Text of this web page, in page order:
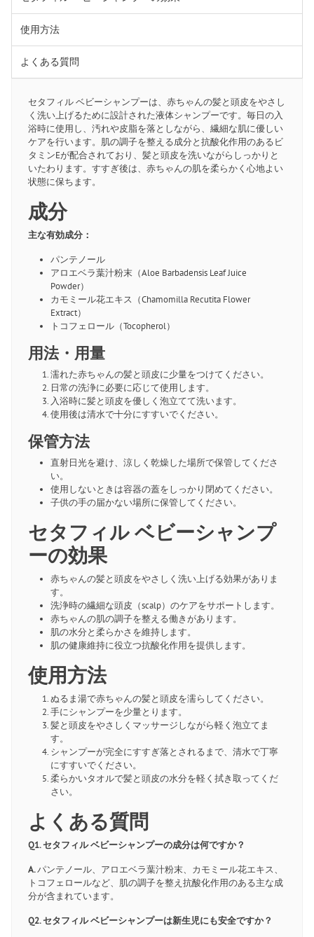
使用方法
よくある質問
セタフィル ベビーシャンプーは、赤ちゃんの髪と頭皮をやさし
く洗い上げるために設計された液体シャンプーです。毎日の入
浴時に使用し、汚れや皮脂を落としながら、繊細な肌に優しい
ケアを行います。肌の調子を整える成分と抗酸化作用のあるビ
タミンEが配合されており、髪と頭皮を洗いながらしっかりと
いたわります。すすぎ後は、赤ちゃんの肌を柔らかく心地よい
状態に保ちます。
成分
主な有効成分：
パンテノール
アロエベラ葉汁粉末（Aloe Barbadensis Leaf Juice
Powder）
カモミール花エキス（Chamomilla Recutita Flower
Extract）
トコフェロール（Tocopherol）
用法・用量
濡れた赤ちゃんの髪と頭皮に少量をつけてください。
日常の洗浄に必要に応じて使用します。
入浴時に髪と頭皮を優しく泡立てて洗います。
使用後は清水で十分にすすいでください。
保管方法
直射日光を避け、涼しく乾燥した場所で保管してくださ
い。
使用しないときは容器の蓋をしっかり閉めてください。
子供の手の届かない場所に保管してください。
セタフィル ベビーシャンプ
ーの効果
赤ちゃんの髪と頭皮をやさしく洗い上げる効果がありま
す。
洗浄時の繊細な頭皮（scalp）のケアをサポートします。
赤ちゃんの肌の調子を整える働きがあります。
肌の水分と柔らかさを維持します。
肌の健康維持に役立つ抗酸化作用を提供します。
使用方法
ぬるま湯で赤ちゃんの髪と頭皮を濡らしてください。
手にシャンプーを少量とります。
髪と頭皮をやさしくマッサージしながら軽く泡立てま
す。
シャンプーが完全にすすぎ落とされるまで、清水で丁寧
にすすいでください。
柔らかいタオルで髪と頭皮の水分を軽く拭き取ってくだ
さい。
よくある質問
Q1. セタフィル ベビーシャンプーの成分は何ですか？
A.パンテノール、アロエベラ葉汁粉末、カモミール花エキス、
トコフェロールなど、肌の調子を整え抗酸化作用のある主な成
分が含まれています。
Q2. セタフィル ベビーシャンプーは新生児にも安全ですか？